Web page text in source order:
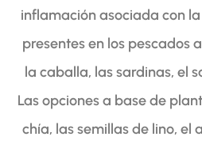
inflamación asociada con
presentes en los pescados
la caballa, las sardinas, el
Las opciones a base de
chía, las semillas de lino, el